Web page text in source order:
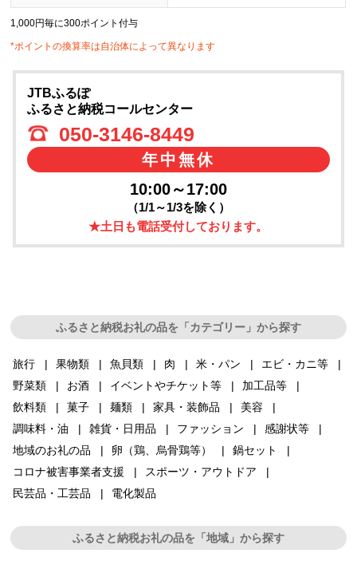
1,000円毎に300ポイント付与
*ポイントの換算率は自治体によって異なります
JTBふるぽ
ふるさと納税コールセンター
050-3146-8449
年中無休
10:00～17:00
（1/1～1/3を除く）
★土日も電話受付しております。
ふるさと納税お礼の品を「カテゴリー」から探す
旅行 果物類 魚貝類 肉 米・パン
エビ・カニ等
野菜類
お酒 イベントやチケット等
加工品等
飲料類
菓子 麺類 家具・装飾品
美容
調味料・油
雑貨・日用品 ファッション
感謝状等
地域のお礼の品
卵（鶏、烏骨鶏等）
鍋セット
コロナ被害事業者支援
スポーツ・アウトドア
民芸品・工芸品
電化製品
ふるさと納税お礼の品を「地域」から探す